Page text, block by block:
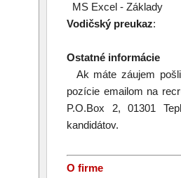
MS Excel - Základy
Vodičský preukaz:
Ostatné informácie
Ak máte záujem
pozície emailom na
P.O.Box 2, 01301
kandidátov.
O firme